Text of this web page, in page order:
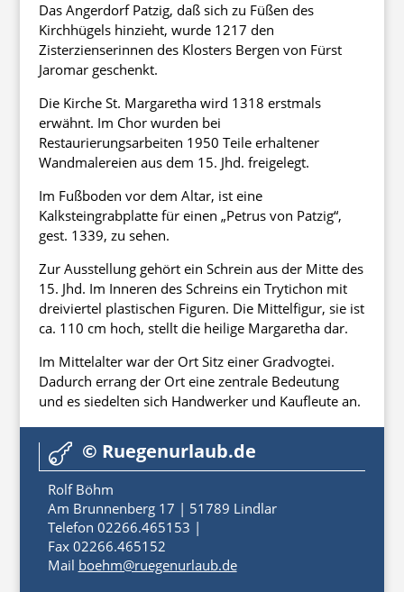
Das Angerdorf Patzig, daß sich zu Füßen des
Kirchhügels hinzieht, wurde 1217 den
Zisterzienserinnen des Klosters Bergen von Fürst
Jaromar geschenkt.
Die Kirche St. Margaretha wird 1318 erstmals
erwähnt. Im Chor wurden bei
Restaurierungsarbeiten 1950 Teile erhaltener
Wandmalereien aus dem 15. Jhd. freigelegt.
Im Fußboden vor dem Altar, ist eine
Kalksteingrabplatte für einen „Petrus von Patzig“,
gest. 1339, zu sehen.
Zur Ausstellung gehört ein Schrein aus der Mitte des
15. Jhd. Im Inneren des Schreins ein Trytichon mit
dreiviertel plastischen Figuren. Die Mittelfigur, sie ist
ca. 110 cm hoch, stellt die heilige Margaretha dar.
Im Mittelalter war der Ort Sitz einer Gradvogtei.
Dadurch errang der Ort eine zentrale Bedeutung
und es siedelten sich Handwerker und Kaufleute an.
 © Ruegenurlaub.de
Rolf Böhm
Am Brunnenberg 17 | 51789 Lindlar
Telefon 02266.465153 |
Fax 02266.465152
Mail boehm@ruegenurlaub.de